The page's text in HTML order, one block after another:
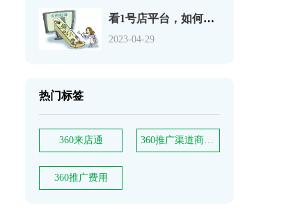
看1号店平台，如何利用360来店通资源提升配送成功率，360搜索广告优惠活动
2023-04-29
热门标签
360来店通 360推广渠道商电话
360推广费用